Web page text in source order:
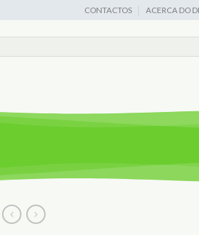
CONTACTOS ACERCA DO